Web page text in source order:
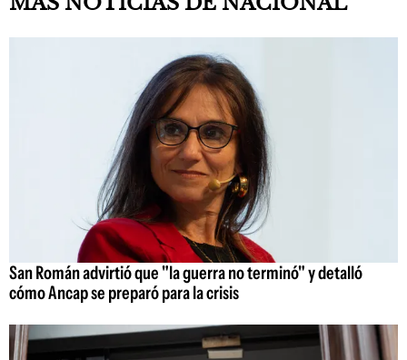
San Román advirtió que "la guerra no terminó" y detalló
cómo Ancap se preparó para la crisis